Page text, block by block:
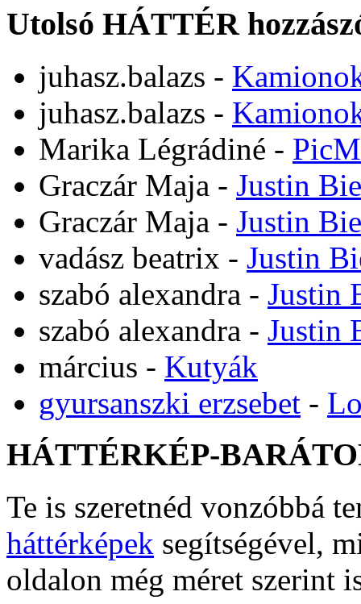
Utolsó HÁTTÉR
juhasz.balazs -
juhasz.balazs -
Marika Légrádiné -
Graczár Maja - Justin
Graczár Maja - Justin
vadász beatrix - Justin
szabó alexandra - Justin
szabó alexandra - Justin
március - Kutyák
gyursanszki erzsebet -
HÁTTÉRKÉP-
Te is szeretnéd vonzóbbá
háttérképek segítségével,
oldalon még méret szerint